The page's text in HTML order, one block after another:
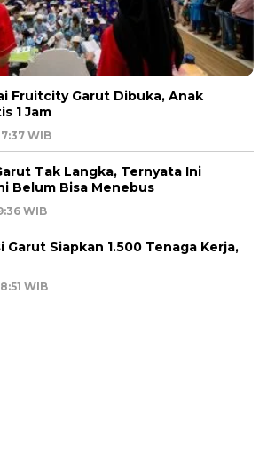
Fruitcity Garut Dibuka, Anak
1 Jam
WIB
Tak Langka, Ternyata Ini
Belum Bisa Menebus
WIB
Garut Siapkan 1.500 Tenaga Kerja,
WIB